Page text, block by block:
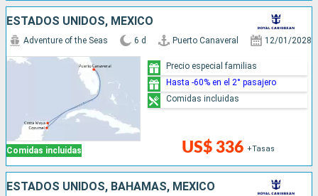
ESTADOS UNIDOS, MÉXICO
Comidas incluidas
Adventure of the Seas 6 d Puerto Canaveral 12/01/2028
US$ 336 +Tasas
Precio especial familias
Hasta -60% en el 2° pasajero
Comidas incluidas
ESTADOS UNIDOS, BAHAMAS, MÉXICO